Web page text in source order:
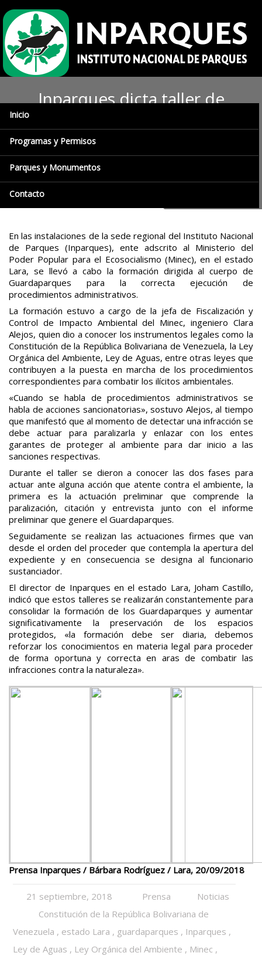
Inicio
Programas y Permisos
Parques y Monumentos
Contacto
Inparques dicta taller de
Procedimientos
Administrativos a cuerpo de
Guardaparques
En las instalaciones de la sede regional del Instituto Nacional
de Parques (Inparques), ente adscrito al Ministerio del
Poder Popular para el Ecosocialismo (Minec), en el estado
Lara, se llevó a cabo la formación dirigida al cuerpo de
Guardaparques para la correcta ejecución de
procedimientos administrativos.
La formación estuvo a cargo de la jefa de Fiscalización y
Control de Impacto Ambiental del Minec, ingeniero Clara
Alejos, quien dio a conocer los instrumentos legales como la
Constitución de la República Bolivariana de Venezuela, la Ley
Orgánica del Ambiente, Ley de Aguas, entre otras leyes que
contribuyen a la puesta en marcha de los procedimientos
correspondientes para combatir los ilícitos ambientales.
«Cuando se habla de procedimientos administrativos se
habla de acciones sancionatorias», sostuvo Alejos, al tiempo
que manifestó que al momento de detectar una infracción se
debe actuar para paralizarla y enlazar con los entes
garantes de proteger al ambiente para dar inicio a las
sanciones respectivas.
Durante el taller se dieron a conocer las dos fases para
actuar ante alguna acción que atente contra el ambiente, la
primera es la actuación preliminar que comprende la
paralización, citación y entrevista junto con el informe
preliminar que genere el Guardaparques.
Seguidamente se realizan las actuaciones firmes que van
desde el orden del proceder que contempla la apertura del
expediente y en consecuencia se designa al funcionario
sustanciador.
El director de Inparques en el estado Lara, Joham Castillo,
indicó que estos talleres se realizarán constantemente para
consolidar la formación de los Guardaparques y aumentar
significativamente la preservación de los espacios
protegidos, «la formación debe ser diaria, debemos
reforzar los conocimientos en materia legal para proceder
de forma oportuna y correcta en aras de combatir las
infracciones contra la naturaleza».
Prensa Inparques / Bárbara Rodríguez / Lara, 20/09/2018
21 septiembre, 2018 Prensa
Noticias
Constitución de la República Bolivariana de
Venezuela , estado Lara , guardaparques , Inparques ,
Ley de Aguas , Ley Orgánica del Ambiente , Minec ,